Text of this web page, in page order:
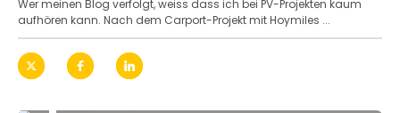
Wer meinen Blog verfolgt, weiss dass ich bei PV-Projekten kaum
aufhören kann. Nach dem Carport-Projekt mit Hoymiles ...